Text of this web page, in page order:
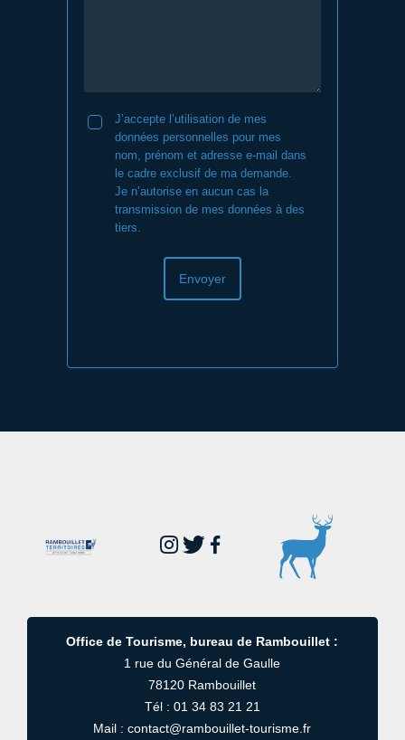
J’accepte l’utilisation de mes
données personnelles pour mes
nom, prénom et adresse e-mail dans
le cadre exclusif de ma demande.
Je n’autorise en aucun cas la
transmission de mes données à des
tiers.
Office de Tourisme, bureau de Rambouillet :
1 rue du Général de Gaulle
78120 Rambouillet
Tél : 01 34 83 21 21
Mail : contact@rambouillet-tourisme.fr